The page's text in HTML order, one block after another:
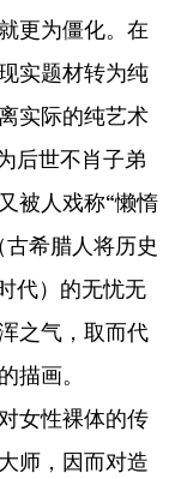
更为僵化。在
实题材转为纯
实际的纯艺术
后世不肖子弟
被人戏称“懒惰
希腊人将历史
代）的无忧无
之气，取而代
描画。
女性裸体的传
师，因而对造